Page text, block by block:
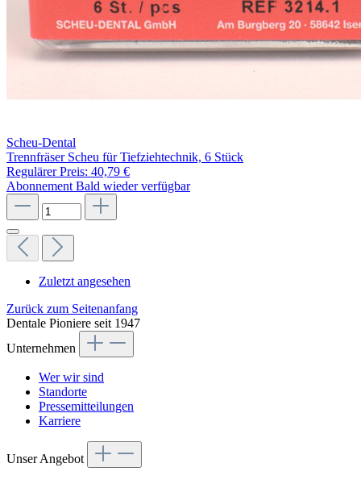
Scheu-Dental
Trennfräser Scheu für Tiefziehtechnik, 6 Stück
Regulärer Preis: 40,79 €
Abonnement Bald wieder verfügbar
Zuletzt angesehen
Zurück zum Seitenanfang
Dentale Pioniere seit 1947
Unternehmen
Wer wir sind
Standorte
Pressemitteilungen
Karriere
Unser Angebot